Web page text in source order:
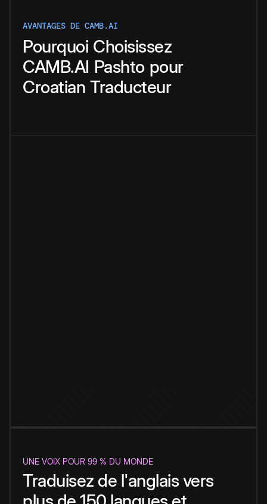
AVANTAGES DE CAMB.AI
Pourquoi Choisissez
CAMB.AI Pashto pour
Croatian Traducteur
UNE VOIX POUR 99 % DU MONDE
Traduisez de l'anglais vers